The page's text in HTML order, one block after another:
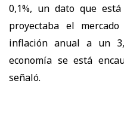
0,1%, un dato que
proyectaba el
inflación anual a un
economía se está
señaló.